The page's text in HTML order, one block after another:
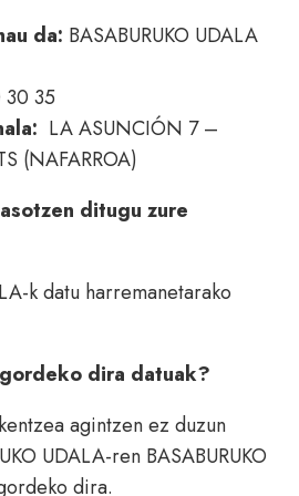
da: BASABURUKO UDALA
35
LA ASUNCIÓN 7 –
(NAFARROA)
ditugu zure
k datu harremanetarako
dira datuak?
agintzen ez duzun
UDALA-ren BASABURUKO
dira.